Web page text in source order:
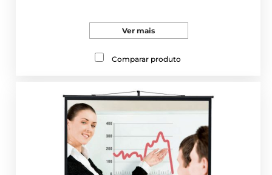
Ver mais
Comparar produto